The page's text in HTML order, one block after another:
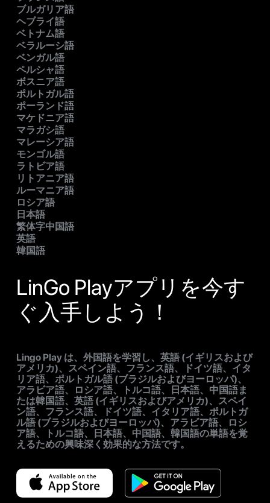
ブルガリア語
ヘブライ語
ベトナム語
ベラルーシ語
ベンガル語
ペルシャ語
ボスニア語
ポルトガル語
ポーランド語
マケドニア語
マラガシ語
マレーシア語
モンゴル語
ラトビア語
リトアニア語
ルーマニア語
ロシア語
日本語
繁体字中国語
英語
韓国語
LinGo Playアプリを今す
ぐ入手しよう！
Lingo Play は、外国語を学習し、英語 (イギリスおよび
アメリカ)、スペイン語、フランス語、ドイツ語、イタ
リア語、ポルトガル語 (ブラジルおよびヨーロッパ)、
アラビア語、ロシア語、トルコ語、日本語、中国語ま
たは韓国語、英語 (イギリスおよびアメリカ)、スペイ
ン語、フランス語、ドイツ語、イタリア語、ポルトガ
ル語 (ブラジルおよびヨーロッパ)、アラビア語、ロシ
ア語、トルコ語、日本語、中国語、韓国語の単語を覚
えるための興味深く効果的な方法です。